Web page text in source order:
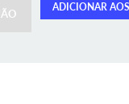
ADICIONAR